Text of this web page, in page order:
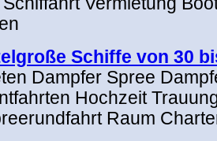
Schiffe von 30
Dampfer Spree
Hochzeit
Raum